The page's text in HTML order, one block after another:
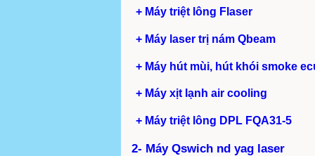
+ Máy triệt lông Flaser
+ Máy laser trị nám Qbeam
+ Máy hút mùi, hút khói smoke
+ Máy xịt lạnh air cooling
+ Máy triệt lông DPL FQA31-5
2- Máy Qswich nd yag laser